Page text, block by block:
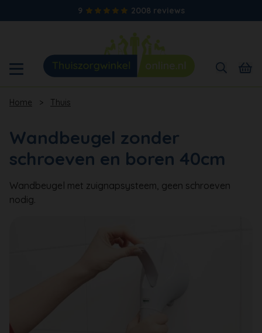
9 2008 reviews
Home > Thuis
Wandbeugel zonder
schroeven en boren 40cm
Wandbeugel met zuignapsysteem, geen schroeven
nodig.